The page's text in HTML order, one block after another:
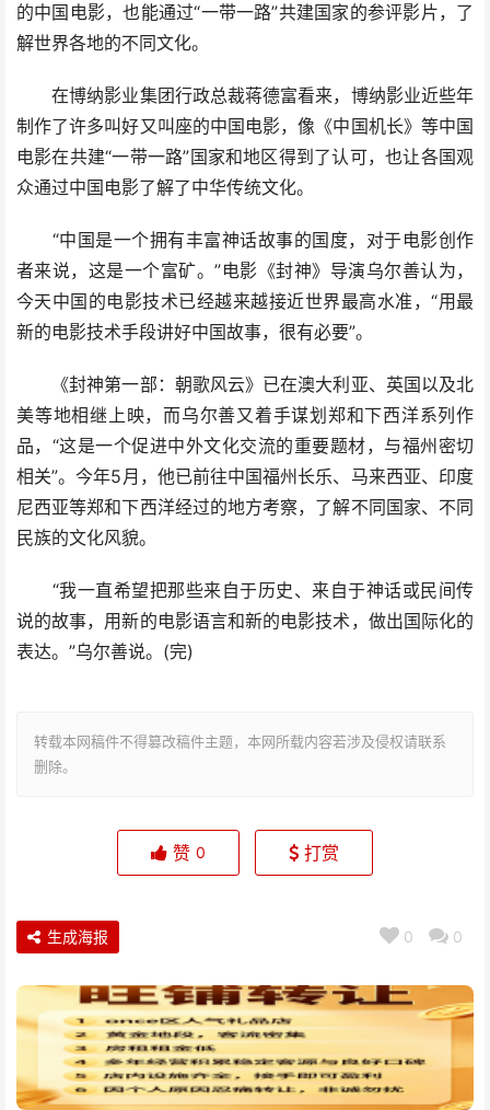
的中国电影，也能通过“一带一路”共建国家的参评影片，了
解世界各地的不同文化。
在博纳影业集团行政总裁蒋德富看来，博纳影业近些年
制作了许多叫好又叫座的中国电影，像《中国机长》等中国
电影在共建“一带一路”国家和地区得到了认可，也让各国观
众通过中国电影了解了中华传统文化。
“中国是一个拥有丰富神话故事的国度，对于电影创作
者来说，这是一个富矿。”电影《封神》导演乌尔善认为，
今天中国的电影技术已经越来越接近世界最高水准，“用最
新的电影技术手段讲好中国故事，很有必要”。
《封神第一部：朝歌风云》已在澳大利亚、英国以及北
美等地相继上映，而乌尔善又着手谋划郑和下西洋系列作
品，“这是一个促进中外文化交流的重要题材，与福州密切
相关”。今年5月，他已前往中国福州长乐、马来西亚、印度
尼西亚等郑和下西洋经过的地方考察，了解不同国家、不同
民族的文化风貌。
“我一直希望把那些来自于历史、来自于神话或民间传
说的故事，用新的电影语言和新的电影技术，做出国际化的
表达。”乌尔善说。(完)
转载本网稿件不得篡改稿件主题，本网所载内容若涉及侵权请联系
删除。
赞 0 打赏
0 0
生成海报